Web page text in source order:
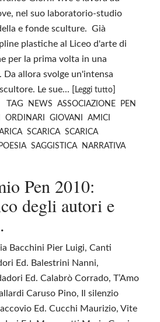
nel suo laboratorio-studio
e fonde sculture. Già
plastiche al Liceo d'arte di
per la prima volta in una
Da allora svolge un'intensa
Le sue... [ Leggi tutto]
TAG NEWS ASSOCIAZIONE
PEN
ORDINARI GIOVANI
AMICI
SCARICA SCARICA
POESIA SAGGISTICA NARRATIVA
Pen 2010:
degli autori e
Bacchini Pier Luigi, Canti
Ed. Balestrini Nanni,
Ed. Calabrò Corrado, T’Amo
Caruso Pino, Il silenzio
Ed. Cucchi Maurizio, Vite